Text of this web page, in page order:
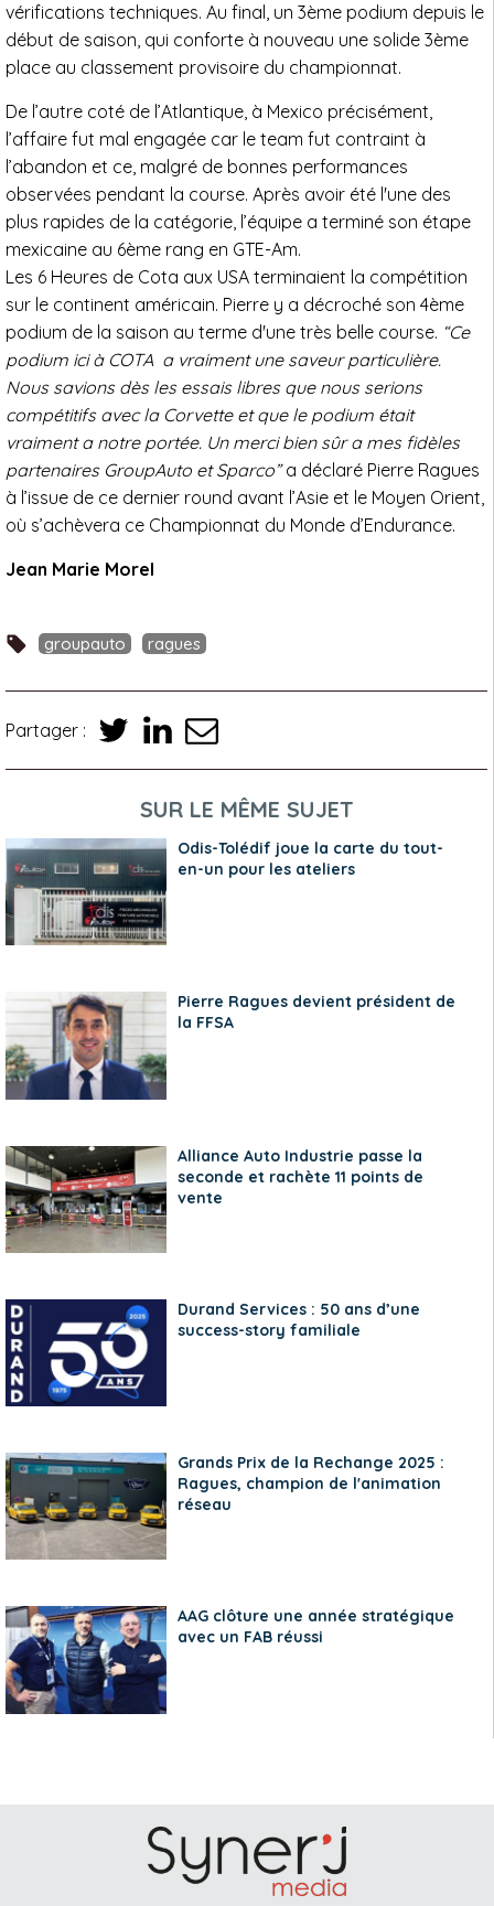
vérifications techniques. Au final, un 3ème podium depuis le
début de saison, qui conforte à nouveau une solide 3ème
place au classement provisoire du championnat.
De l’autre coté de l’Atlantique, à Mexico précisément,
l’affaire fut mal engagée car le team fut contraint à
l’abandon et ce, malgré de bonnes performances
observées pendant la course. Après avoir été l'une des
plus rapides de la catégorie, l’équipe a terminé son étape
mexicaine au 6ème rang en GTE-Am.
Les 6 Heures de Cota aux USA terminaient la compétition
sur le continent américain. Pierre y a décroché son 4ème
podium de la saison au terme d'une très belle course. “Ce
podium ici à COTA a vraiment une saveur particulière.
Nous savions dès les essais libres que nous serions
compétitifs avec la Corvette et que le podium était
vraiment a notre portée. Un merci bien sûr a mes fidèles
partenaires GroupAuto et Sparco”a déclaré Pierre Ragues
à l’issue de ce dernier round avant l’Asie et le Moyen Orient,
où s’achèvera ce Championnat du Monde d’Endurance.
Jean Marie Morel
groupauto ragues
Partager :
SUR LE MÊME SUJET
Odis-Tolédif joue la carte du tout-
en-un pour les ateliers
Pierre Ragues devient président de
la FFSA
Alliance Auto Industrie passe la
seconde et rachète 11 points de
vente
Durand Services : 50 ans d’une
success-story familiale
Grands Prix de la Rechange 2025 :
Ragues, champion de l'animation
réseau
AAG clôture une année stratégique
avec un FAB réussi